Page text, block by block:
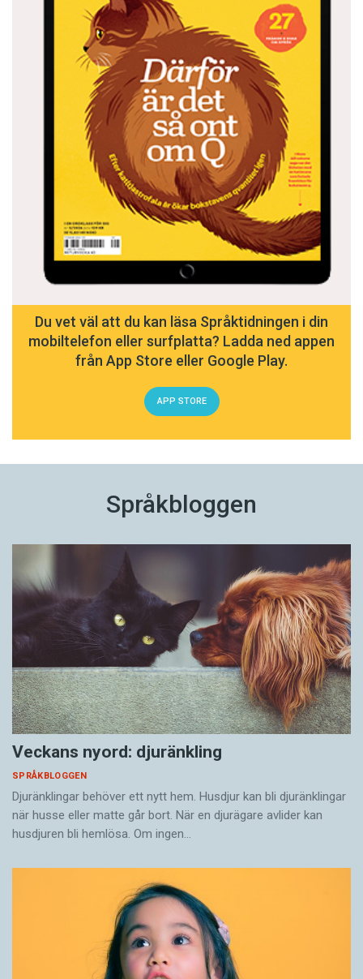
Du vet väl att du kan läsa Språktidningen i din
mobiltelefon eller surfplatta? Ladda ned appen
från App Store eller Google Play.
APP STORE
Språkbloggen
Veckans nyord: djuränkling
SPRÅKBLOGGEN
Djuränklingar behöver ett nytt hem. Husdjur kan bli djuränklingar
när husse eller matte går bort. När en djurägare avlider kan
husdjuren bli hemlösa. Om ingen…